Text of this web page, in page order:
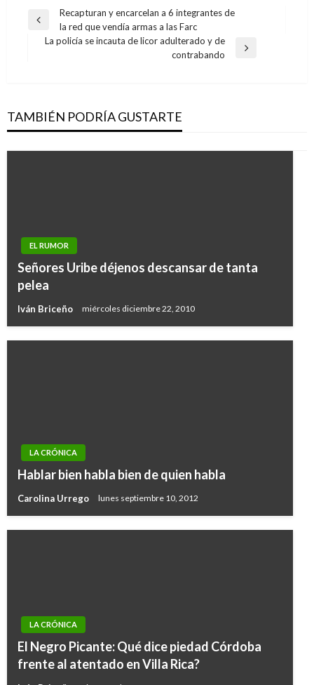
Navegación
Entrada
anterior
Recapturan y encarcelan a 6 integrantes de
la red que vendía armas a las Farc
La policía se incauta de licor adulterado y de
contrabando
TAMBIÉN PODRÍA GUSTARTE
EL RUMOR
Señores Uribe déjenos descansar de tanta
pelea
Iván Briceño miércoles diciembre 22, 2010
LA CRÓNICA
Hablar bien habla bien de quien habla
Carolina Urrego lunes septiembre 10, 2012
LA CRÓNICA
El Negro Picante: Qué dice piedad Córdoba
frente al atentado en Villa Rica?